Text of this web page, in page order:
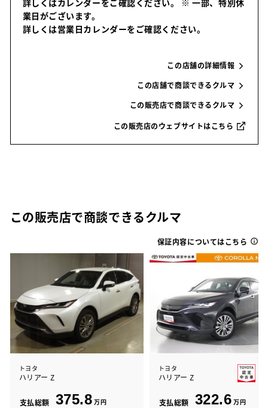
業日がございます。
詳しくは営業日カレンダーをご確認ください。
この店舗の詳細情報
この店舗で商談できるクルマ
この販売店で商談できるクルマ
この販売店のウェブサイトはこちら
この販売店で商談できるクルマ
保証内容についてはこちら
トヨタ
ハリアー Z
支払総額 375.8 万円
トヨタ
ハリアー Z
支払総額 322.6 万円